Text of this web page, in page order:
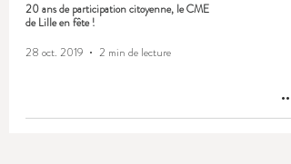
20 ans de participation citoyenne, le CME
de Lille en fête !
28 oct. 2019
2 min de lecture